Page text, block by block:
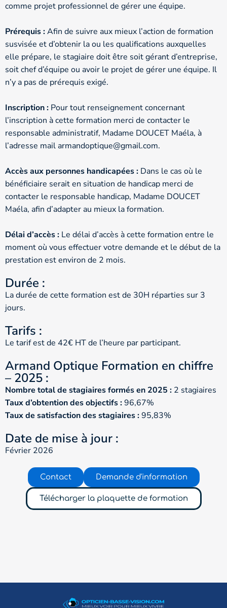
comme projet professionnel de gérer une équipe.
Prérequis :Afin de suivre aux mieux l’action de formation
susvisée et d’obtenir la ou les qualifications auxquelles
elle prépare, le stagiaire doit être soit gérant d’entreprise,
soit chef d’équipe ou avoir le projet de gérer une équipe. Il
n’y a pas de prérequis exigé.
Inscription : Pour tout renseignement concernant
l’inscription à cette formation merci de contacter le
responsable administratif, Madame DOUCET Maéla, à
l’adresse mail armandoptique@gmail.com.
Accès aux personnes handicapées : Dans le cas où le
bénéficiaire serait en situation de handicap merci de
contacter le responsable handicap, Madame DOUCET
Maéla, afin d’adapter au mieux la formation.
Délai d’accès : Le délai d’accès à cette formation entre le
moment où vous effectuer votre demande et le début de la
prestation est environ de 2 mois.
Durée :
La durée de cette formation est de 30H réparties sur 3
jours.
Tarifs :
Le tarif est de 42€ HT de l’heure par participant.
Armand Optique Formation en chiffre
– 2025 :
Nombre total de stagiaires formés en 2025 : 2 stagiaires
Taux d’obtention des objectifs :96,67%
Taux de satisfaction des stagiaires :95,83%
Date de mise à jour :
Février 2026
Contact Demande d'information
Télécharger la plaquette de formation